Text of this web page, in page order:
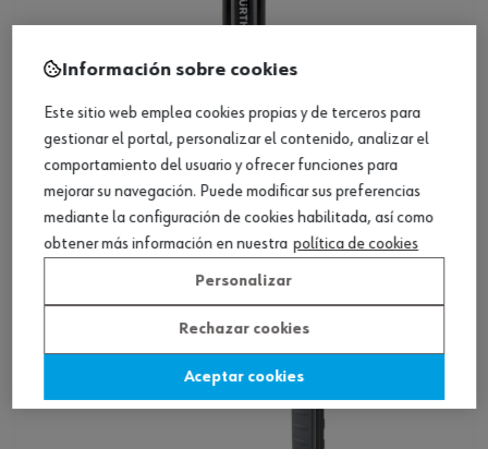
Lámpara portátil LED a batería WL7
Ver producto
Información sobre cookies
Este sitio web emplea cookies propias y de terceros para
gestionar el portal, personalizar el contenido, analizar el
comportamiento del usuario y ofrecer funciones para
mejorar su navegación. Puede modificar sus preferencias
mediante la configuración de cookies habilitada, así como
obtener más información en nuestra política de cookies
Personalizar
Rechazar cookies
Aceptar cookies